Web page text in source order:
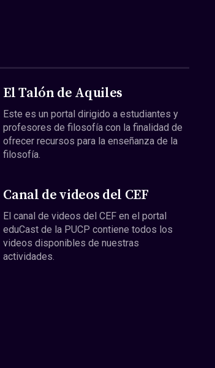
El Talón de Aquiles
Este es un portal dirigido a estudiantes y
profesores de filosofía con la finalidad de
ofrecer recursos para la enseñanza de la
filosofía.
Canal de videos del CEF
El canal de videos del CEF en el portal
eduCast de la PUCP contiene todos los
videos disponibles de nuestras
actividades.